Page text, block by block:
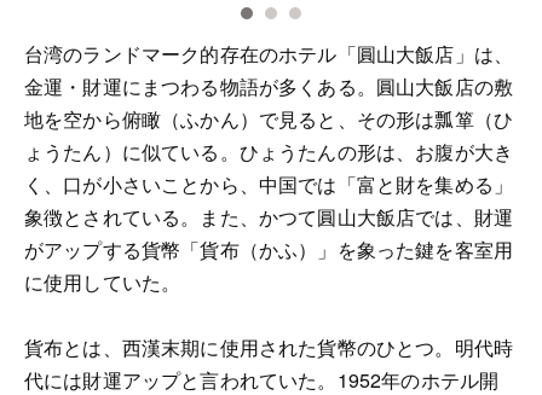
台湾のランドマーク的存在のホテル「圓山大飯店」は、
金運・財運にまつわる物語が多くある。圓山大飯店の敷
地を空から俯瞰（ふかん）で見ると、その形は瓢箪（ひ
ょうたん）に似ている。ひょうたんの形は、お腹が大き
く、口が小さいことから、中国では「富と財を集める」
象徴とされている。また、かつて圓山大飯店では、財運
がアップする貨幣「貨布（かふ）」を象った鍵を客室用
に使用していた。
貨布とは、西漢末期に使用された貨幣のひとつ。明代時
代には財運アップと言われていた。1952年のホテル開